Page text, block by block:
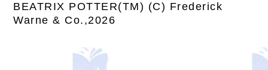
BEATRIX POTTER(TM) (C) Frederick
Warne & Co.,2026